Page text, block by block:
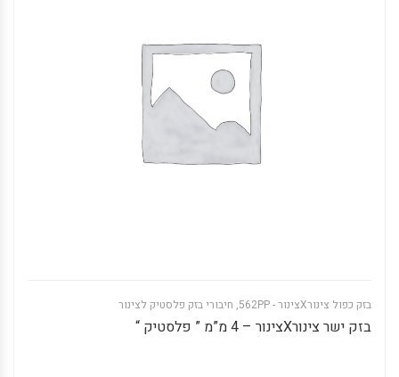
בזק כפול צינורXצינור - 562PP , חיבורי בזק פלסטיק לצינור
בזק ישר צינורXצינור – 4 מ”מ ” פלסטיק “